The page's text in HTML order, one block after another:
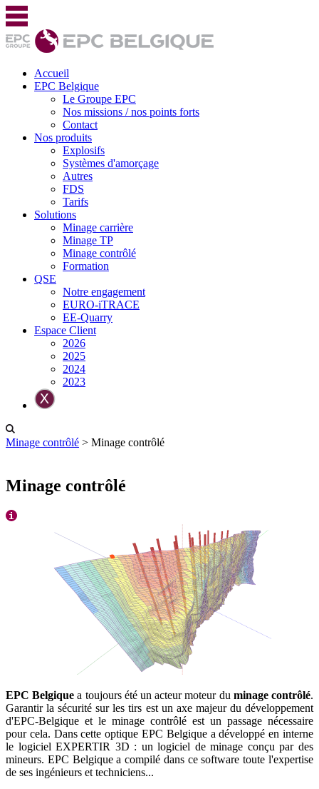
Accueil
EPC Belgique
Le Groupe EPC
Nos missions / nos points forts
Contact
Nos produits
Explosifs
Systèmes d'amorçage
Autres
FDS
Tarifs
Solutions
Minage carrière
Minage TP
Minage contrôlé
Formation
QSE
Notre engagement
EURO-iTRACE
EE-Quarry
Espace Client
2026
2025
2024
2023
Minage contrôlé > Minage contrôlé
Minage contrôlé
EPC Belgique a toujours été un acteur moteur du minage contrôlé.
Garantir la sécurité sur les tirs est un axe majeur du développement
d'EPC-Belgique et le minage contrôlé est un passage nécessaire
pour cela. Dans cette optique EPC Belgique a développé en interne
le logiciel EXPERTIR 3D : un logiciel de minage conçu par des
mineurs. EPC Belgique a compilé dans ce software toute l'expertise
de ses ingénieurs et techniciens...